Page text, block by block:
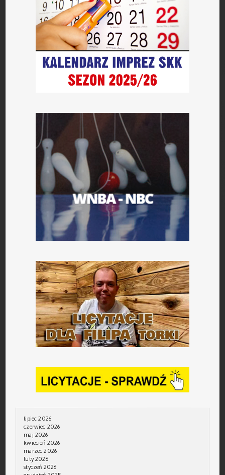
lipiec 2026
czerwiec 2026
maj 2026
kwiecień 2026
marzec 2026
luty 2026
styczeń 2026